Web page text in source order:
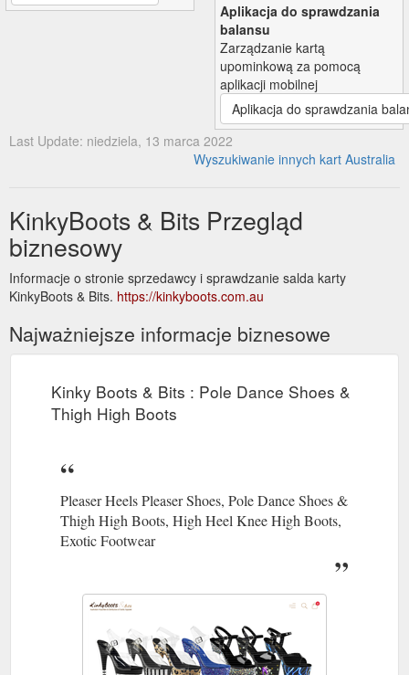
Aplikacja do sprawdzania
balansu
Zarządzanie kartą
upominkową za pomocą
aplikacji mobilnej
Aplikacja do sprawdzania
Last Update: niedziela, 13 marca 2022
Wyszukiwanie innych kart Australia
KinkyBoots & Bits Przegląd
biznesowy
Informacje o stronie sprzedawcy i sprawdzanie salda karty
KinkyBoots & Bits. https://kinkyboots.com.au
Najważniejsze informacje biznesowe
Kinky Boots & Bits : Pole Dance Shoes &
Thigh High Boots
Pleaser Heels Pleaser Shoes, Pole Dance Shoes &
Thigh High Boots, High Heel Knee High Boots,
Exotic Footwear